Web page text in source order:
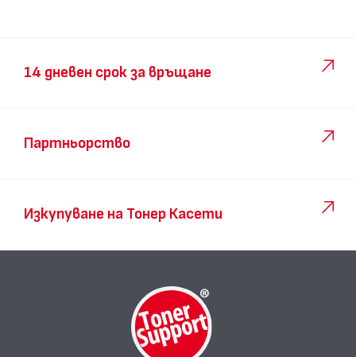
14 дневен срок за връщане
Партньорство
Изкупуване на Тонер Касети